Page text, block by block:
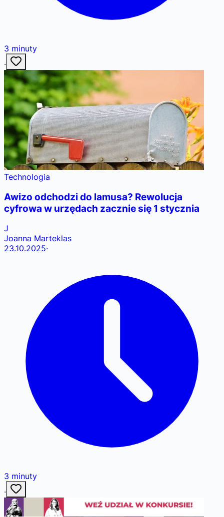
3 minuty
·
Technologia
Awizo odchodzi do lamusa? Rewolucja
cyfrowa w urzędach zacznie się 1 stycznia
J
Joanna Marteklas
23.10.2025·
3 minuty
·